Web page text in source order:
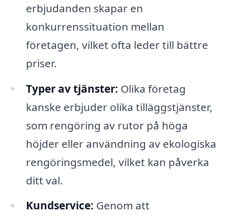
erbjudanden skapar en
konkurrenssituation mellan
företagen, vilket ofta leder till bättre
priser.
Typer av tjänster: Olika företag
kanske erbjuder olika tilläggstjänster,
som rengöring av rutor på höga
höjder eller användning av ekologiska
rengöringsmedel, vilket kan påverka
ditt val.
Kundservice: Genom att